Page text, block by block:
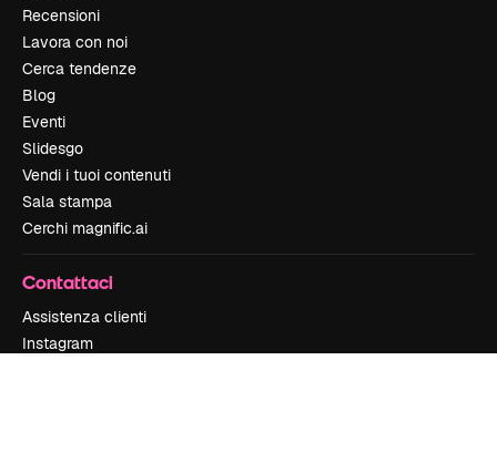
Recensioni
Lavora con noi
Cerca tendenze
Blog
Eventi
Slidesgo
Vendi i tuoi contenuti
Sala stampa
Cerchi magnific.ai
Contattaci
Assistenza clienti
Instagram